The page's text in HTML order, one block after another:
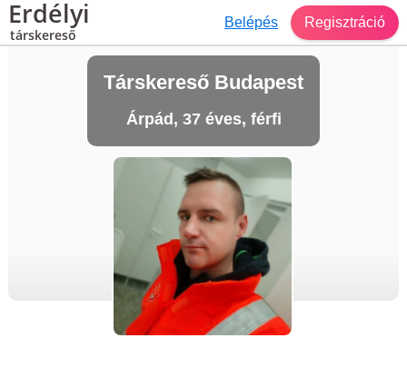
Erdélyi
társkereső
Belépés Regisztráció
Társkereső Budapest
Árpád, 37 éves, férfi